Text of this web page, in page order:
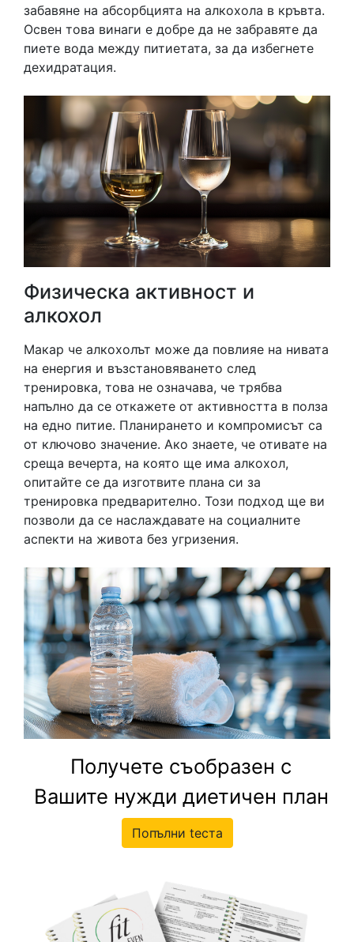
забавяне на абсорбцията на алкохола в кръвта.
Освен това винаги е добре да не забравяте да
пиете вода между питиетата, за да избегнете
дехидратация.
Физическа активност и
алкохол
Макар че алкохолът може да повлияе на нивата
на енергия и възстановяването след
тренировка, това не означава, че трябва
напълно да се откажете от активността в полза
на едно питие. Планирането и компромисът са
от ключово значение. Ако знаете, че отивате на
среща вечерта, на която ще има алкохол,
опитайте се да изготвите плана си за
тренировка предварително. Този подход ще ви
позволи да се наслаждавате на социалните
аспекти на живота без угризения.
Получете съобразен с
Вашите нужди диетичен план
Попълни tеста